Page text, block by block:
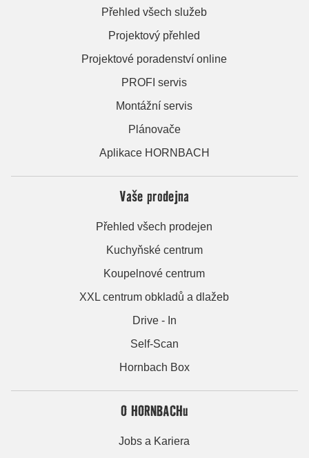
Přehled všech služeb
Projektový přehled
Projektové poradenství online
PROFI servis
Montážní servis
Plánovače
Aplikace HORNBACH
Vaše prodejna
Přehled všech prodejen
Kuchyňské centrum
Koupelnové centrum
XXL centrum obkladů a dlažeb
Drive - In
Self-Scan
Hornbach Box
O HORNBACHu
Jobs a Kariera